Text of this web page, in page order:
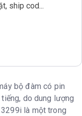
ship cod...
bộ đàm có pin
do dung lượng
là một trong